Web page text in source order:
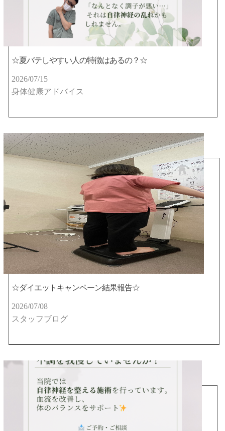
☆夏バテしやすい人の特徴はあるの？☆
2026/07/15
身体健康アドバイス
☆ダイエットキャンペーン結果報告☆
2026/07/08
スタッフブログ